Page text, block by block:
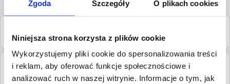
Zgoda Szczegóły O plikach cookies
Niniejsza strona korzysta z plików cookie
Wykorzystujemy pliki cookie do spersonalizowania treści
i reklam, aby oferować funkcje społecznościowe i
analizować ruch w naszej witrynie. Informacje o tym, jak
Adres: gen. Jarosława Dąbrowskiego 2, 64-100 Leszno